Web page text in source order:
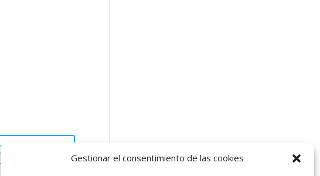
Gestionar el consentimiento de las cookies